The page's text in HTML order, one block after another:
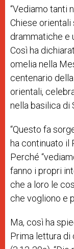
p
p
g
e
r
o
k
“Vediamo tanti
Chiese
drammatiche e
Così ha
omelia nella
centenario
orientali,
nella basilica di
“Questo fa
ha continuato il
Perché
fanno i propri
che a loro le
che vogliono e
Ma, così ha
Prima lettura di